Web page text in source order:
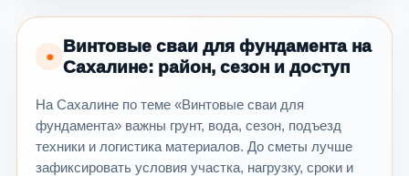
●
Винтовые сваи для фундамента на
Сахалине: район, сезон и доступ
На Сахалине по теме «Винтовые сваи для
фундамента» важны грунт, вода, сезон, подъезд
техники и логистика материалов. До сметы лучше
зафиксировать условия участка, нагрузку, сроки и